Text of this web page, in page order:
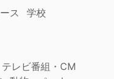
ス
学校
テレビ番組・CM